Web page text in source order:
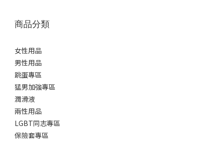
商品分類
女性用品
男性用品
跳蛋專區
猛男加強專區
潤滑液
兩性用品
LGBT同志專區
保險套專區